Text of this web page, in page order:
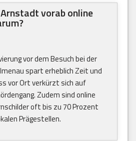
vorab online
vor dem Besuch bei der
spart erheblich Zeit und
vor Ort verkürzt sich auf
Zudem sind online
oft bis zu 70 Prozent
Prägestellen.